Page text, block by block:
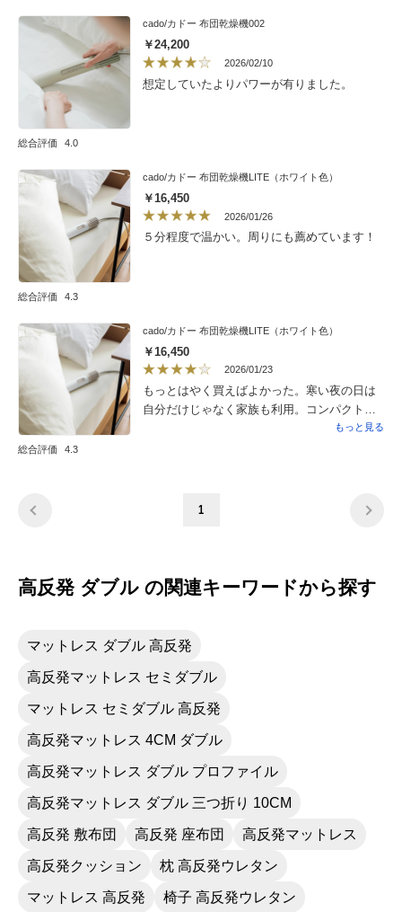
総合評価 4.0
cado/カドー 布団乾燥機002
￥24,200
2026/02/10
想定していたよりパワーが有りました。
総合評価 4.3
cado/カドー 布団乾燥機LITE（ホワイト色）
￥16,450
2026/01/26
５分程度で温かい。周りにも薦めています！
総合評価 4.3
cado/カドー 布団乾燥機LITE（ホワイト色）
￥16,450
2026/01/23
もっとはやく買えばよかった。寒い夜の日は
自分だけじゃなく家族も利用。コンパクトな
ので、部屋の移動も楽。非常に良い買い物で
もっと見る
1
高反発 ダブル の関連キーワードから探す
マットレス ダブル 高反発
高反発マットレス セミダブル
マットレス セミダブル 高反発
高反発マットレス 4CM ダブル
高反発マットレス ダブル プロファイル
高反発マットレス ダブル 三つ折り 10CM
高反発 敷布団 高反発 座布団 高反発マットレス
高反発クッション 枕 高反発ウレタン
マットレス 高反発 椅子 高反発ウレタン